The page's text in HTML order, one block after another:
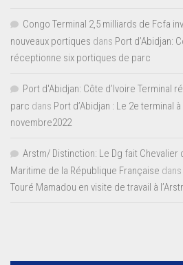
Congo Terminal 2,5 milliards de Fcfa
nouveaux portiques dans Port d’Abidjan:
réceptionne six portiques de parc
Port d'Abidjan: Côte d’Ivoire Terminal
parc dans Port d’Abidjan : Le 2e terminal
novembre2022
Arstm/ Distinction: Le Dg fait Chevalier
Maritime de la République Française dans
Touré Mamadou en visite de travail à